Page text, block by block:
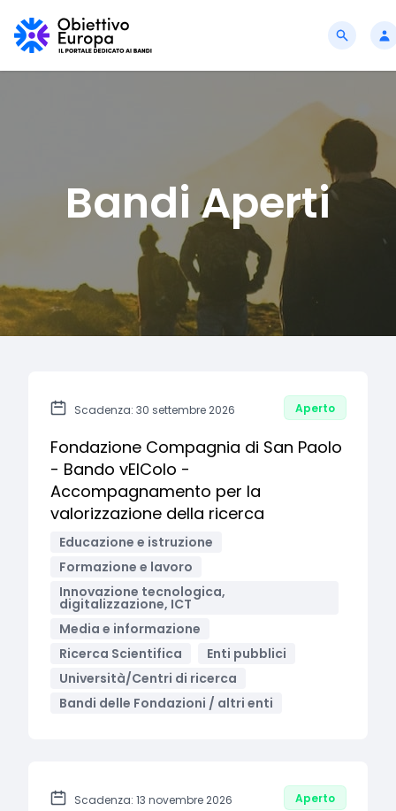
Bandi Aperti
Scadenza: 30 settembre 2026 Aperto
Fondazione Compagnia di San Paolo
- Bando vEIColo -
Accompagnamento per la
valorizzazione della ricerca
Educazione e istruzione
Formazione e lavoro
Innovazione tecnologica,
digitalizzazione, ICT
Media e informazione
Ricerca Scientifica
Enti pubblici
Università/Centri di ricerca
Bandi delle Fondazioni / altri enti
Scadenza: 13 novembre 2026 Aperto